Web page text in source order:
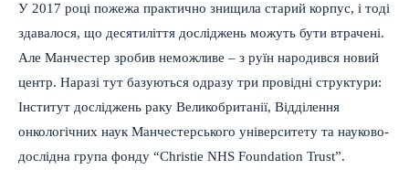
У 2017 році пожежа практично знищила старий корпус, і тоді
здавалося, що десятиліття досліджень можуть бути втрачені.
Але Манчестер зробив неможливе – з руїн народився новий
центр. Наразі тут базуються одразу три провідні структури:
Інститут досліджень раку Великобританії, Відділення
онкологічних наук Манчестерського університету та науково-
дослідна група фонду “Christie NHS Foundation Trust”.